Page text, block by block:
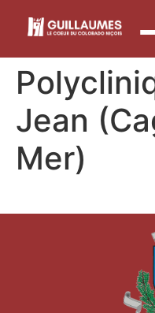
principal
Jean
Mer)